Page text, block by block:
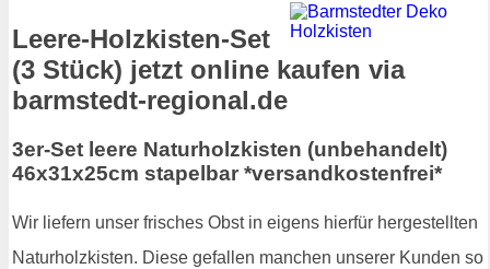
Leere-Holzkisten-Set
(3 Stück) jetzt online kaufen via
barmstedt-regional.de
3er-Set leere Naturholzkisten (unbehandelt)
46x31x25cm stapelbar *versandkostenfrei*
Wir liefern unser frisches Obst in eigens hierfür hergestellten
Naturholzkisten. Diese gefallen manchen unserer Kunden so